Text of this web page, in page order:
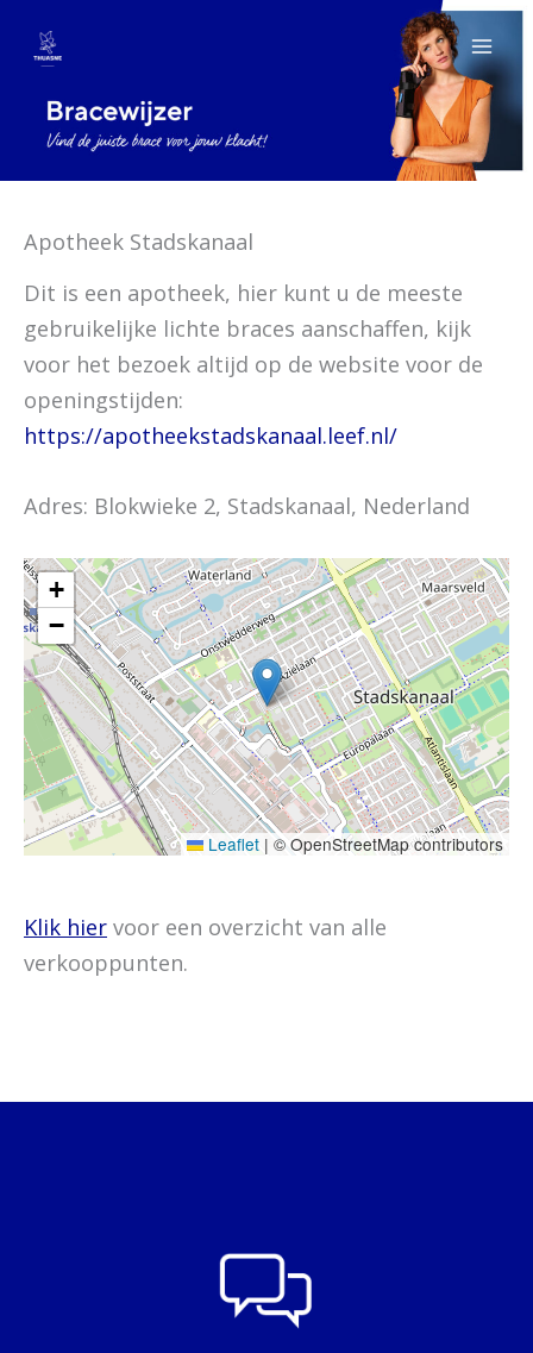
naar
inhoud
Apotheek Stadskanaal
Dit is een apotheek, hier kunt u de meeste
gebruikelijke lichte braces aanschaffen, kijk
voor het bezoek altijd op de website voor de
openingstijden:
https://apotheekstadskanaal.leef.nl/
Adres: Blokwieke 2, Stadskanaal, Nederland
+
−
Leaflet | © OpenStreetMap contributors
Klik hier voor een overzicht van alle
verkooppunten.